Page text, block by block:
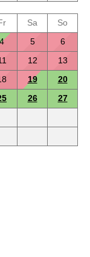
Sa
So
4 5
6
12
13
19
20
26
27